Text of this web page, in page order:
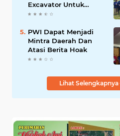
Excavator Untuk
Pelaku Usaha
PWI Dapat Menjadi
Mintra Daerah Dan
Atasi Berita Hoak
Lihat Selengkapnya